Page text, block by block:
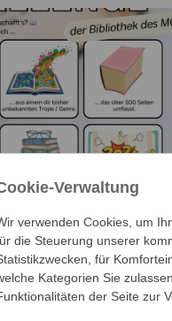
2026
Verwaltung
verwenden Cookies, um
die Steuerung unserer
für
Kategorien Sie
der Seite zur